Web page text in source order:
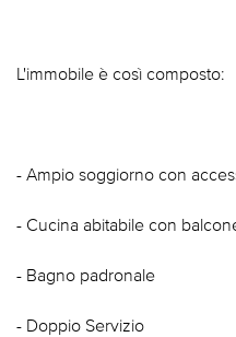
L'immobile è così composto:
- Ampio soggiorno con
- Cucina abitabile con
- Bagno padronale
- Doppio Servizio